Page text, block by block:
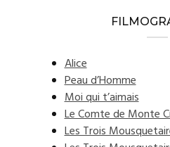
Alice
Peau d’Homme
Moi qui t’aimais
Le Comte de Monte
Les Trois